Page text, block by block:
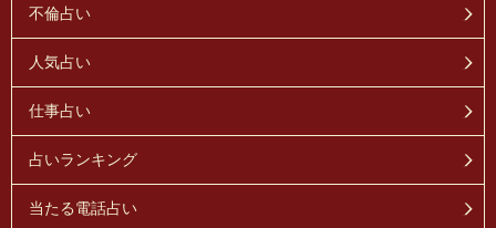
不倫占い
人気占い
仕事占い
占いランキング
当たる電話占い